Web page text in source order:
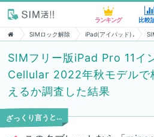
ランキング 比較
SIMロック解除 iPad(アイパッド)
SIMフリー版iPad Pro 11イ
Cellular 2022年秋モデル
えるか調査した結果
ざっくり言うと…
ランキング 比較